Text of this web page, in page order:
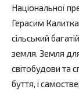
Національної
Герасим
сільський
земля. Земля для
світобудови та
буття, і